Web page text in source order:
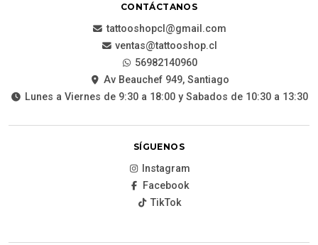
CONTÁCTANOS
tattooshopcl@gmail.com
ventas@tattooshop.cl
56982140960
Av Beauchef 949, Santiago
Lunes a Viernes de 9:30 a 18:00 y Sabados de 10:30 a 13:30
SÍGUENOS
Instagram
Facebook
TikTok